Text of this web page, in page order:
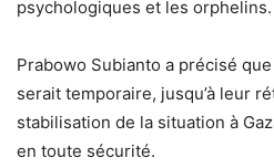
psychologiques et les orphelins.
Prabowo Subianto a précisé
serait temporaire, jusqu’à leur
stabilisation de la situation à
en toute sécurité.